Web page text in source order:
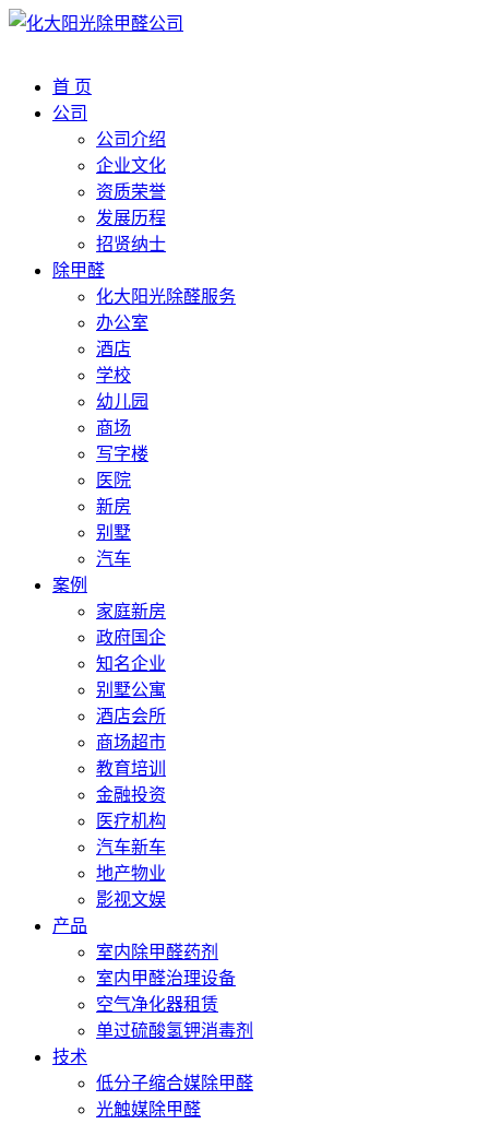
首 页
公司
公司介绍
企业文化
资质荣誉
发展历程
招贤纳士
除甲醛
化大阳光除醛服务
办公室
酒店
学校
幼儿园
商场
写字楼
医院
新房
别墅
汽车
案例
家庭新房
政府国企
知名企业
别墅公寓
酒店会所
商场超市
教育培训
金融投资
医疗机构
汽车新车
地产物业
影视文娱
产品
室内除甲醛药剂
室内甲醛治理设备
空气净化器租赁
单过硫酸氢钾消毒剂
技术
低分子缩合媒除甲醛
光触媒除甲醛